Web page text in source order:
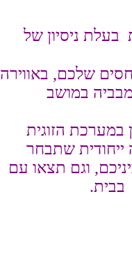
בעלת ניסיון של
שלכם, באווירה
במושב
במערכת הזוגית
ייחודית שתבחר
וגם תצאו עם
בבית.